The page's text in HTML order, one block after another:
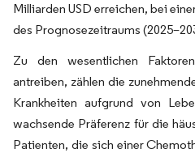
Milliarden USD erreichen, bei
des Prognosezeitraums
Zu den wesentlichen
antreiben, zählen die
Krankheiten aufgrund von
wachsende Präferenz für die
Patienten, die sich einer